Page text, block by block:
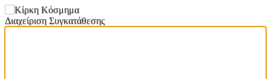
Διαχείριση Συγκατάθεσης